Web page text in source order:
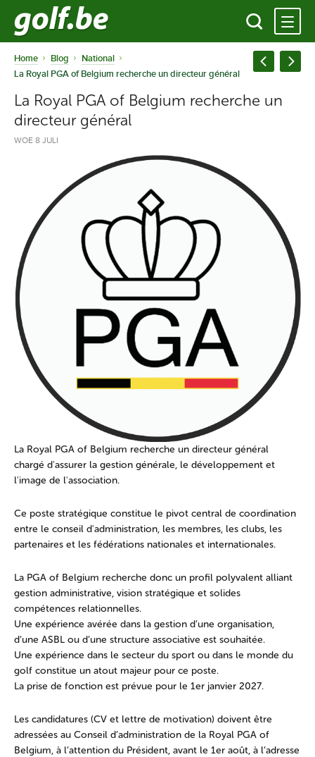
Home Blog
National
La Royal PGA of Belgium recherche un directeur général
La Royal PGA of Belgium recherche un
directeur général
WOE 8 JULI
La Royal PGA of Belgium recherche un directeur général
chargé d'assurer la gestion générale, le développement et
l'image de l'association.
Ce poste stratégique constitue le pivot central de coordination
entre le conseil d'administration, les membres, les clubs, les
partenaires et les fédérations nationales et internationales.
La PGA of Belgium recherche donc un profil polyvalent alliant
gestion administrative, vision stratégique et solides
compétences relationnelles.
Une expérience avérée dans la gestion d’une organisation,
d’une ASBL ou d’une structure associative est souhaitée.
Une expérience dans le secteur du sport ou dans le monde du
golf constitue un atout majeur pour ce poste.
La prise de fonction est prévue pour le 1er janvier 2027.
Les candidatures (CV et lettre de motivation) doivent être
adressées au Conseil d’administration de la Royal PGA of
Belgium, à l’attention du Président, avant le 1er août, à l’adresse